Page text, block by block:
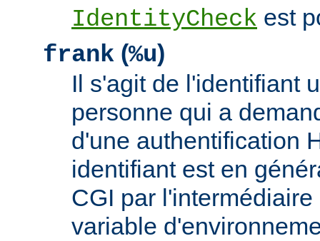
IdentityCheck est
frank (%u)
Il s'agit de l'identifiant
personne qui a
d'une authentification
identifiant est en
CGI par
variable